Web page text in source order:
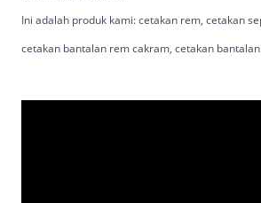
Ini adalah produk kami: cetakan rem, cetakan
cetakan bantalan rem cakram, cetakan